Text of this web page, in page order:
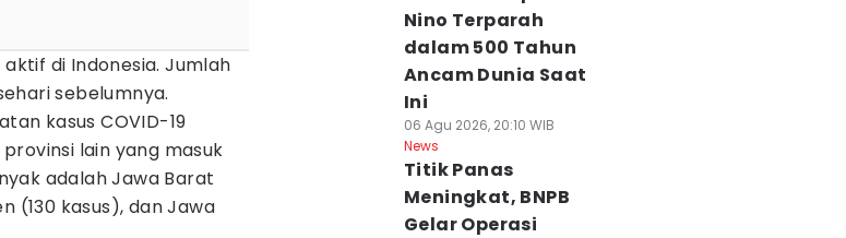
aktif di Indonesia. Jumlah
sebelumnya.
kasus COVID-19
lain yang masuk
adalah Jawa Barat
(130 kasus), dan Jawa
Nino Terparah
dalam 500 Tahun
Ancam Dunia Saat
Ini
06 Agu 2026, 20:10 WIB
News
Titik Panas
Meningkat, BNPB
Gelar Operasi